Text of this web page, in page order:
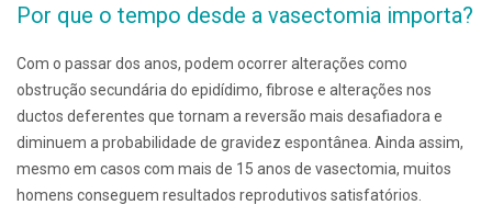
Por que o tempo desde a vasectomia importa?
Com o passar dos anos, podem ocorrer alterações como
obstrução secundária do epidídimo, fibrose e alterações nos
ductos deferentes que tornam a reversão mais desafiadora e
diminuem a probabilidade de gravidez espontânea. Ainda assim,
mesmo em casos com mais de 15 anos de vasectomia, muitos
homens conseguem resultados reprodutivos satisfatórios.